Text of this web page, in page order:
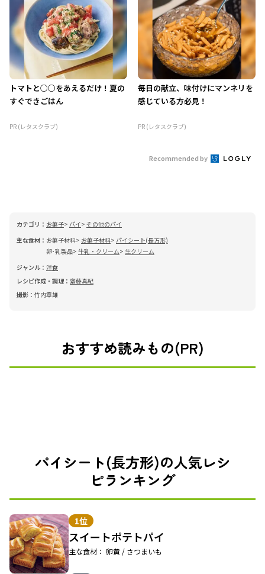
トマトと○○をあえるだけ！夏の
すぐできごはん
PR (レタスクラブ)
毎日の献立、味付けにマンネリを
感じている方必見！
PR (レタスクラブ)
Recommended by
カテゴリ： お菓子 パイ
その他のパイ
主な食材： お菓子材料 お菓子材料 パイシート(長方形)
卵･乳製品 牛乳・クリーム
生クリーム
ジャンル： 洋食
レシピ作成・調理： 齋藤真紀
撮影： 竹内章雄
おすすめ読みもの(PR)
パイシート(長方形)の人気レシ
ピランキング
1位
スイートポテトパイ
主な食材： 卵黄 / さつまいも